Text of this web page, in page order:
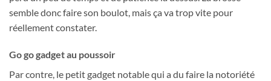
semble donc faire son boulot, mais ça va trop vite pour
réellement constater.
Go go gadget au poussoir
Par contre, le petit gadget notable qui a du faire la notoriété